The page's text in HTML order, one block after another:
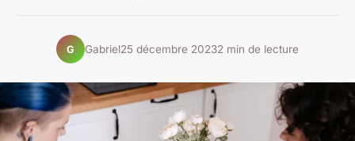
G Gabriel25 décembre 20232 min de lecture